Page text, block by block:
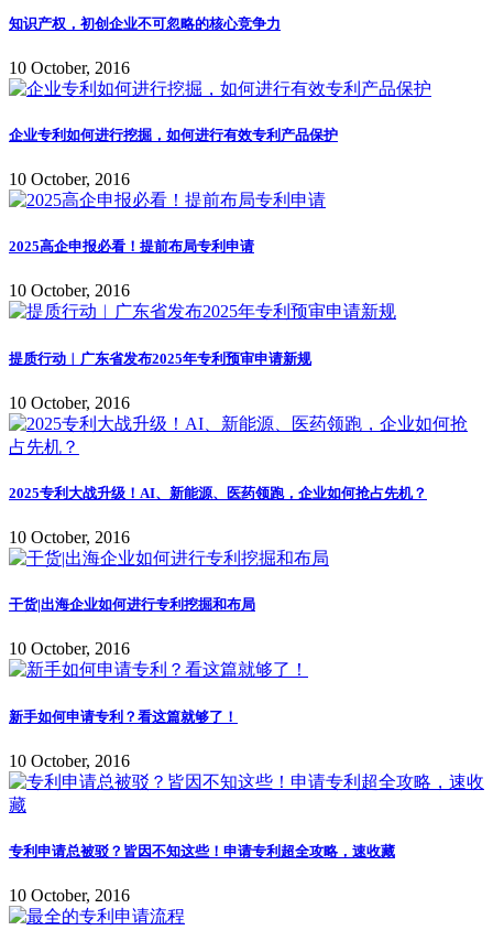
知识产权，初创企业不可忽略的核心竞争力
10 October, 2016
企业专利如何进行挖掘，如何进行有效专利产品保护
10 October, 2016
2025高企申报必看！提前布局专利申请
10 October, 2016
提质行动︱广东省发布2025年专利预审申请新规
10 October, 2016
2025专利大战升级！AI、新能源、医药领跑，企业如何抢占先机？
10 October, 2016
干货|出海企业如何进行专利挖掘和布局
10 October, 2016
新手如何申请专利？看这篇就够了！
10 October, 2016
专利申请总被驳？皆因不知这些！申请专利超全攻略，速收藏
10 October, 2016